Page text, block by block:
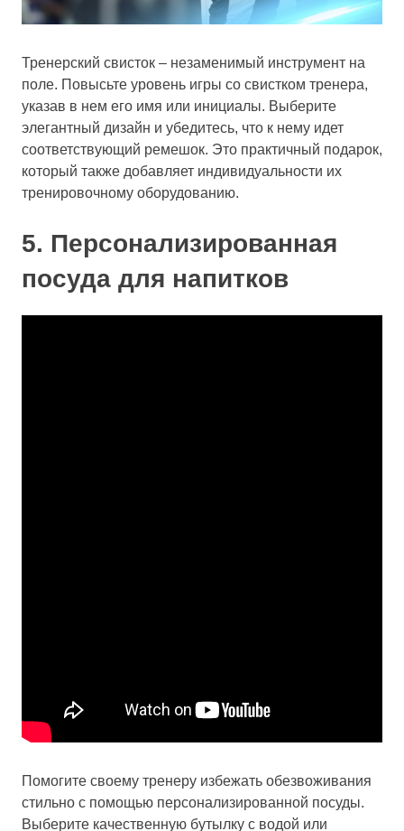
Тренерский свисток – незаменимый инструмент на
поле. Повысьте уровень игры со свистком тренера,
указав в нем его имя или инициалы. Выберите
элегантный дизайн и убедитесь, что к нему идет
соответствующий ремешок. Это практичный подарок,
который также добавляет индивидуальности их
тренировочному оборудованию.
5. Персонализированная
посуда для напитков
Помогите своему тренеру избежать обезвоживания
стильно с помощью персонализированной посуды.
Выберите качественную бутылку с водой или